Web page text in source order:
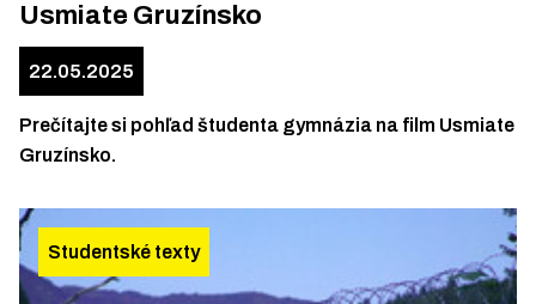
Usmiate Gruzínsko
22.05.2025
Prečítajte si pohľad študenta gymnázia na film Usmiate
Gruzínsko.
Studentské texty